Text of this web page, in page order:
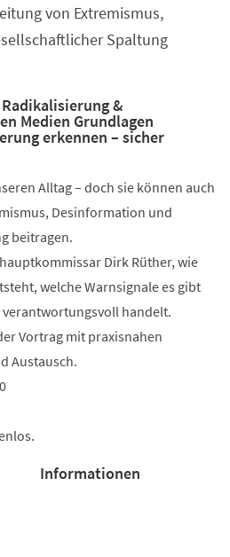
von Extremismus,
Spaltung
&
Medien Grundlagen
erkennen – sicher
Alltag – doch sie können auch
Desinformation und
beitragen.
Dirk Rüther, wie
welche Warnsignale es gibt
handelt.
Vortrag mit praxisnahen
Austausch.
Informationen